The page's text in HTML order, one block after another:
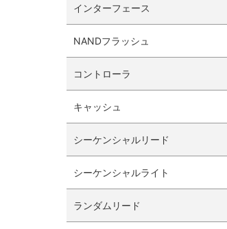
インターフェース
NANDフラッシュ
コントローラ
キャッシュ
シーケンシャルリード
シーケンシャルライト
ランダムリード